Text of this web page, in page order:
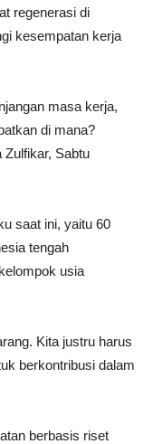
regenerasi di
kesempatan kerja
masa kerja,
di mana?
Zulfikar, Sabtu
saat ini, yaitu 60
tengah
usia
Kita justru harus
berkontribusi dalam
berbasis riset